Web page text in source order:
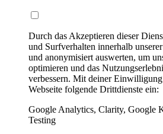
Durch das Akzeptieren dieser
und Surfverhalten innerhalb
und anonymisiert auswerten, um
optimieren und das
verbessern. Mit deiner
Webseite folgende Drittdienste ein:
Google Analytics, Clarity, Google
Testing